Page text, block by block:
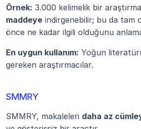
Örnek: 3.000 kelimelik bir
maddeye indirgenebilir; bu da tam
önce ne kadar ilgili olduğunu
En uygun kullanım: Yoğun
gereken araştırmacılar.
SMMRY
SMMRY, makaleleri daha az